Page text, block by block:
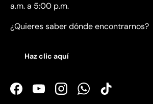
a.m. a 5:00 p.m.
¿Quieres saber dónde encontrarnos?
Haz clic aquí
FacebookYouTubeInstagramWhatsApp
TikTok